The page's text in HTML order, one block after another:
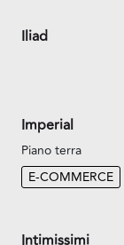
Iliad
Imperial
Piano terra
E-COMMERCE
Intimissimi